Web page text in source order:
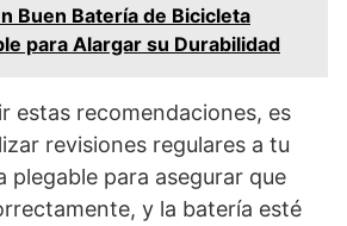
Buen Batería de Bicicleta
para Alargar su Durabilidad
estas recomendaciones, es
revisiones regulares a tu
plegable para asegurar que
y la batería esté